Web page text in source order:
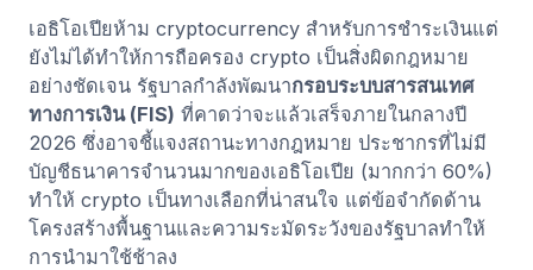
เอธิโอเปียห้าม cryptocurrency สำหรับการชำระเงินแต่
ยังไม่ได้ทำให้การถือครอง crypto เป็นสิ่งผิดกฎหมาย
อย่างชัดเจน รัฐบาลกำลังพัฒนากรอบระบบสารสนเทศ
ทางการเงิน (FIS) ที่คาดว่าจะแล้วเสร็จภายในกลางปี
2026 ซึ่งอาจชี้แจงสถานะทางกฎหมาย ประชากรที่ไม่มี
บัญชีธนาคารจำนวนมากของเอธิโอเปีย (มากกว่า 60%)
ทำให้ crypto เป็นทางเลือกที่น่าสนใจ แต่ข้อจำกัดด้าน
โครงสร้างพื้นฐานและความระมัดระวังของรัฐบาลทำให้
การนำมาใช้ช้าลง